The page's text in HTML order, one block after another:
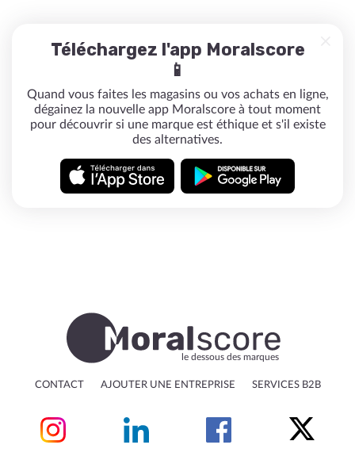
Téléchargez l'app Moralscore
📱
Quand vous faites les magasins ou vos achats en ligne,
dégainez la nouvelle app Moralscore à tout moment
pour découvrir si une marque est éthique et s'il existe
des alternatives.
le dessous des marques
CONTACT AJOUTER UNE ENTREPRISE SERVICES B2B